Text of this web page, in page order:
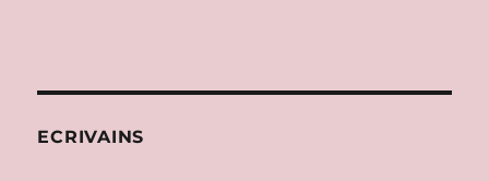
ECRIVAINS